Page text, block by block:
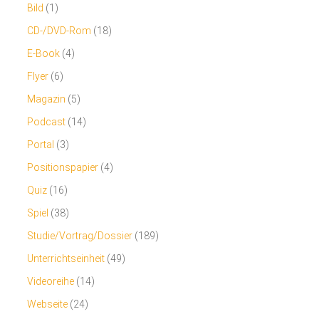
Bild (1)
CD-/DVD-Rom (18)
E-Book (4)
Flyer (6)
Magazin (5)
Podcast (14)
Portal (3)
Positionspapier (4)
Quiz (16)
Spiel (38)
Studie/Vortrag/Dossier (189)
Unterrichtseinheit (49)
Videoreihe (14)
Webseite (24)